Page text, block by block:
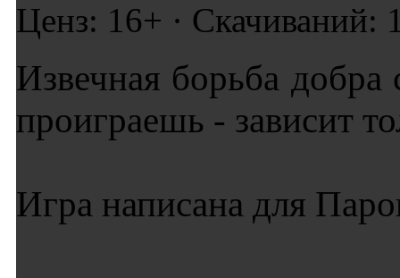
Ценз: 16+ · Скачиваний:
Извечная борьба
проиграешь - зависит
Игра написана для